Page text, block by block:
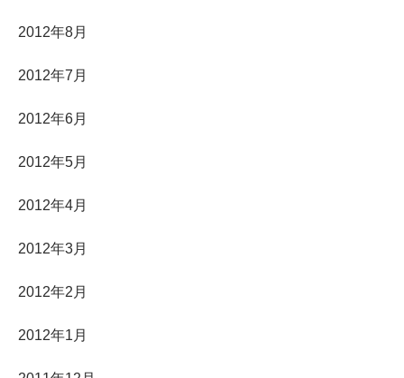
2012年8月
2012年7月
2012年6月
2012年5月
2012年4月
2012年3月
2012年2月
2012年1月